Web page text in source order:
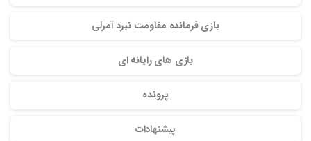
بازی فرمانده مقاومت نبرد آمرلی
بازی های رایانه ای
پرونده
پیشنهادات